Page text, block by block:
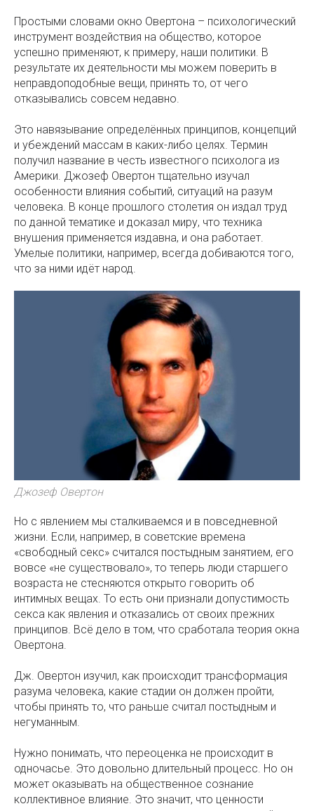
Простыми словами окно Овертона – психологический
инструмент воздействия на общество, которое
успешно применяют, к примеру, наши политики. В
результате их деятельности мы можем поверить в
неправдоподобные вещи, принять то, от чего
отказывались совсем недавно.
Это навязывание определённых принципов, концепций
и убеждений массам в каких-либо целях. Термин
получил название в честь известного психолога из
Америки. Джозеф Овертон тщательно изучал
особенности влияния событий, ситуаций на разум
человека. В конце прошлого столетия он издал труд
по данной тематике и доказал миру, что техника
внушения применяется издавна, и она работает.
Умелые политики, например, всегда добиваются того,
что за ними идёт народ.
Джозеф Овертон
Но с явлением мы сталкиваемся и в повседневной
жизни. Если, например, в советские времена
«свободный секс» считался постыдным занятием, его
вовсе «не существовало», то теперь люди старшего
возраста не стесняются открыто говорить об
интимных вещах. То есть они признали допустимость
секса как явления и отказались от своих прежних
принципов. Всё дело в том, что сработала теория окна
Овертона.
Дж. Овертон изучил, как происходит трансформация
разума человека, какие стадии он должен пройти,
чтобы принять то, что раньше считал постыдным и
негуманным.
Нужно понимать, что переоценка не происходит в
одночасье. Это довольно длительный процесс. Но он
может оказывать на общественное сознание
коллективное влияние. Это значит, что ценности